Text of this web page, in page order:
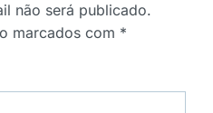
não será publicado.
marcados com *